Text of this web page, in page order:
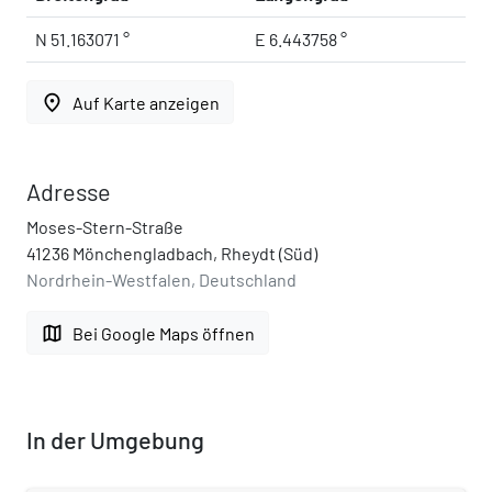
N 51.163071 ° E 6.443758 °
place Auf Karte anzeigen
Adresse
Moses-Stern-Straße
41236 Mönchengladbach, Rheydt (Süd)
Nordrhein-Westfalen, Deutschland
map Bei Google Maps öffnen
In der Umgebung